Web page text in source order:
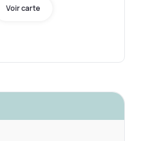
Voir carte